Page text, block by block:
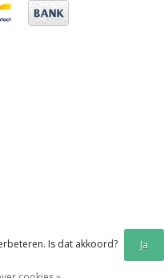
Is dat akkoord? Ja